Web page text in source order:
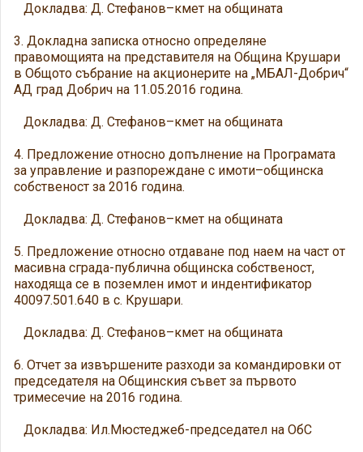
Докладва: Д. Стефанов–кмет на общината
3. Докладна записка относно определяне
правомощията на представителя на Община Крушари
в Общото събрание на акционерите на „МБАЛ-Добрич“
АД град Добрич на 11.05.2016 година.
Докладва: Д. Стефанов–кмет на общината
4. Предложение относно допълнение на Програмата
за управление и разпореждане с имоти–общинска
собственост за 2016 година.
Докладва: Д. Стефанов–кмет на общината
5. Предложение относно отдаване под наем на част от
масивна сграда-публична общинска собственост,
находяща се в поземлен имот и индентификатор
40097.501.640 в с. Крушари.
Докладва: Д. Стефанов–кмет на общината
6. Отчет за извършените разходи за командировки от
председателя на Общинския съвет за първото
тримесечие на 2016 година.
Докладва: Ил.Мюстеджеб-председател на ОбС